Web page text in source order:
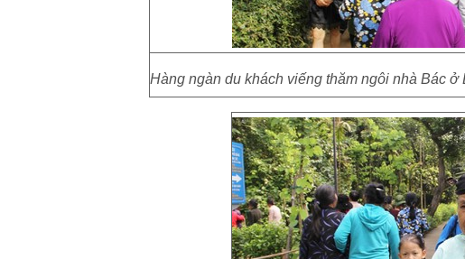
Hàng ngàn du khách viếng thăm ngôi nhà Bác